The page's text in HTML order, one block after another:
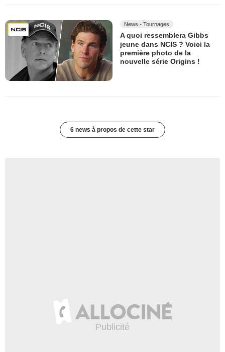
News - Tournages
A quoi ressemblera Gibbs
jeune dans NCIS ? Voici la
première photo de la
nouvelle série Origins !
6 news à propos de cette star